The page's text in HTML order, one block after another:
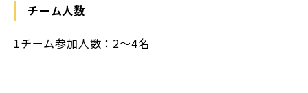
チーム人数
1チーム参加人数：2～4名